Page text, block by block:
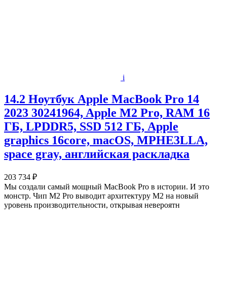
i
14.2 Ноутбук Apple MacBook Pro 14
2023 30241964, Apple M2 Pro, RAM 16
ГБ, LPDDR5, SSD 512 ГБ, Apple
graphics 16core, macOS, MPHE3LLA,
space gray, английская раскладка
203 734 ₽
Мы создали самый мощный MacBook Pro в истории. И это
монстр. Чип M2 Pro выводит архитектуру M2 на новый
уровень производительности, открывая невероятн